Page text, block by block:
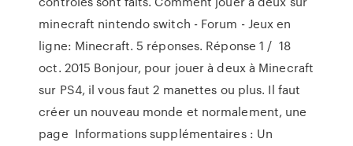
minecraft nintendo switch - Forum - Jeux en
ligne: Minecraft. 5 réponses. Réponse 1 / 18
oct. 2015 Bonjour, pour jouer à deux à Minecraft
sur PS4, il vous faut 2 manettes ou plus. Il faut
créer un nouveau monde et normalement, une
page Informations supplémentaires : Un